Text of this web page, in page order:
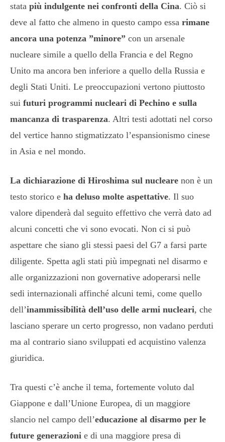
stata più indulgente nei confronti della Cina. Ciò si
deve al fatto che almeno in questo campo essa rimane
ancora una potenza ”minore” con un arsenale
nucleare simile a quello della Francia e del Regno
Unito ma ancora ben inferiore a quello della Russia e
degli Stati Uniti. Le preoccupazioni vertono piuttosto
sui futuri programmi nucleari di Pechino e sulla
mancanza di trasparenza. Altri testi adottati nel corso
del vertice hanno stigmatizzato l’espansionismo cinese
in Asia e nel mondo.
La dichiarazione di Hiroshima sul nucleare non è un
testo storico e ha deluso molte aspettative. Il suo
valore dipenderà dal seguito effettivo che verrà dato ad
alcuni concetti che vi sono evocati. Non ci si può
aspettare che siano gli stessi paesi del G7 a farsi parte
diligente. Spetta agli stati più impegnati nel disarmo e
alle organizzazioni non governative adoperarsi nelle
sedi internazionali affinché alcuni temi, come quello
dell’inammissibilità dell’uso delle armi nucleari, che
lasciano sperare un certo progresso, non vadano perduti
ma al contrario siano sviluppati ed acquistino valenza
giuridica.
Tra questi c’è anche il tema, fortemente voluto dal
Giappone e dall’Unione Europea, di un maggiore
slancio nel campo dell’educazione al disarmo per le
future generazioni e di una maggiore presa di